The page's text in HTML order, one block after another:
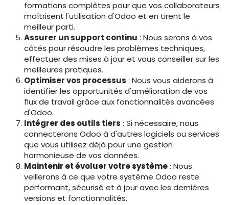
formations complètes pour que vos collaborateurs
maîtrisent l'utilisation d'Odoo et en tirent le
meilleur parti.
Assurer un support continu : Nous serons à vos
côtés pour résoudre les problèmes techniques,
effectuer des mises à jour et vous conseiller sur les
meilleures pratiques.
Optimiser vos processus : Nous vous aiderons à
identifier les opportunités d'amélioration de vos
flux de travail grâce aux fonctionnalités avancées
d'Odoo.
Intégrer des outils tiers : Si nécessaire, nous
connecterons Odoo à d'autres logiciels ou services
que vous utilisez déjà pour une gestion
harmonieuse de vos données.
Maintenir et évoluer votre système: Nous
veillerons à ce que votre système Odoo reste
performant, sécurisé et à jour avec les dernières
versions et fonctionnalités.